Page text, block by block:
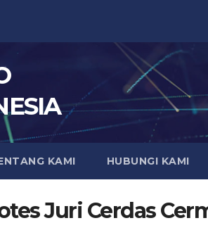
KAMI HUBUNGI KAMI
Juri Cerdas